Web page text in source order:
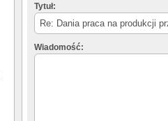
Tytuł:
Wiadomość: